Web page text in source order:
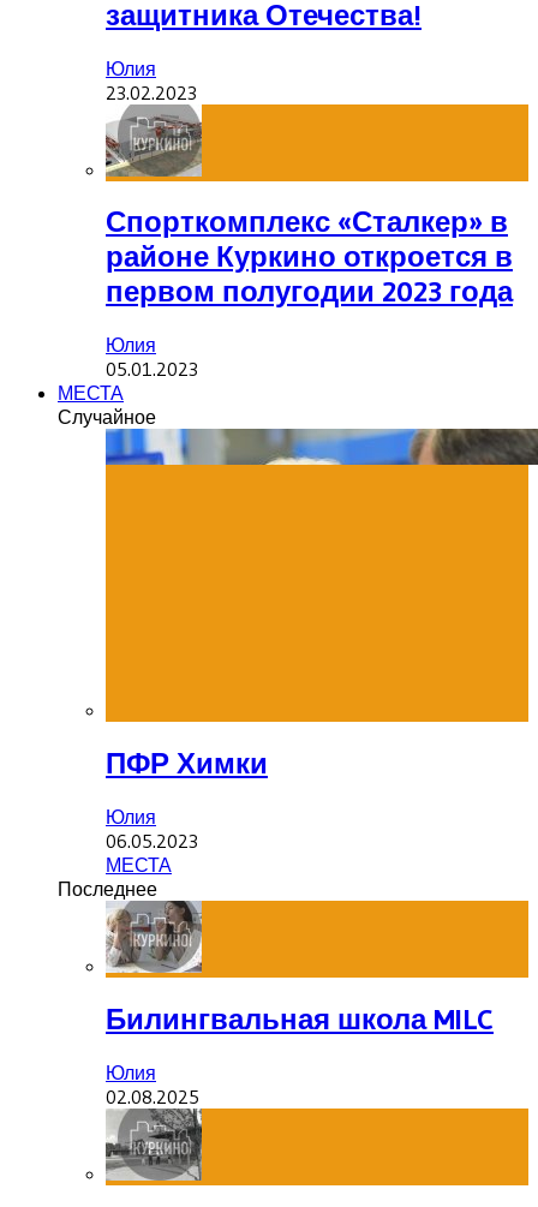
защитника Отечества!
Юлия
23.02.2023
Спорткомплекс «Сталкер» в
районе Куркино откроется в
первом полугодии 2023 года
Юлия
05.01.2023
МЕСТА
Случайное
ПФР Химки
Юлия
06.05.2023
МЕСТА
Последнее
Билингвальная школа MILC
Юлия
02.08.2025